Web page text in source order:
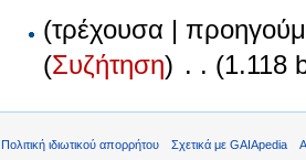
(τρέχουσα |
(Συζήτηση) . . (1.118
Πολιτική ιδιωτικού απορρήτου Σχετικά με GAIApedia